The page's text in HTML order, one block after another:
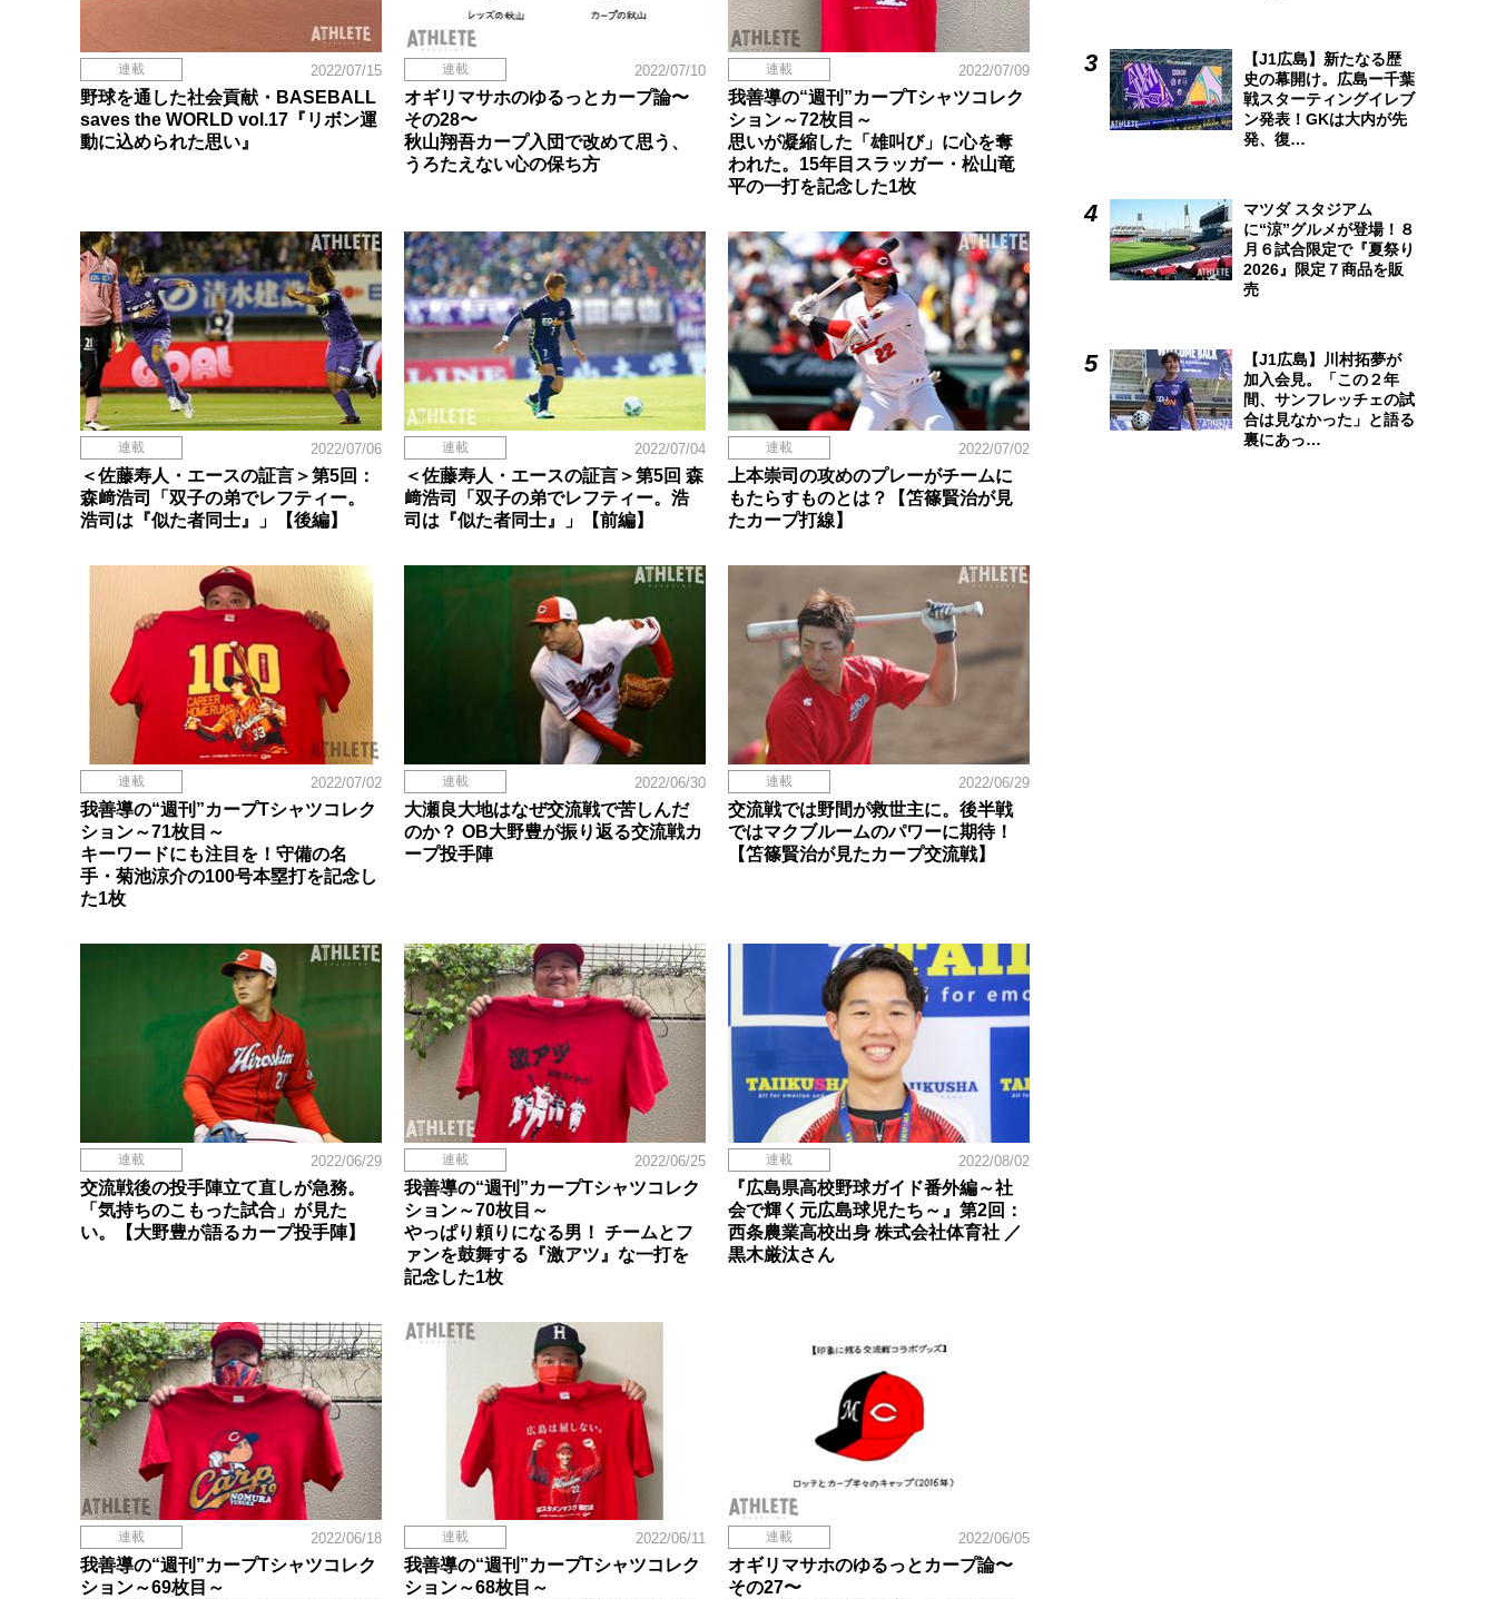
連載 2022/07/15
野球を通した社会貢献・BASEBALL
saves the WORLD vol.17『リボン運
動に込められた思い』
連載 2022/07/10
オギリマサホのゆるっとカープ論〜
その28〜
秋山翔吾カープ入団で改めて思う、
うろたえない心の保ち方
連載 2022/07/09
我善導の“週刊”カープTシャツコレク
ション～72枚目～
思いが凝縮した「雄叫び」に心を奪
われた。15年目スラッガー・松山竜
平の一打を記念した1枚
連載 2022/07/06
＜佐藤寿人・エースの証言＞第5回：
森﨑浩司「双子の弟でレフティー。
浩司は『似た者同士』」【後編】
連載 2022/07/04
＜佐藤寿人・エースの証言＞第5回 森
﨑浩司「双子の弟でレフティー。浩
司は『似た者同士』」【前編】
連載 2022/07/02
上本崇司の攻めのプレーがチームに
もたらすものとは？【笘篠賢治が見
たカープ打線】
連載 2022/07/02
我善導の“週刊”カープTシャツコレク
ション～71枚目～
キーワードにも注目を！守備の名
手・菊池涼介の100号本塁打を記念し
た1枚
連載 2022/06/30
大瀬良大地はなぜ交流戦で苦しんだ
のか？ OB大野豊が振り返る交流戦カ
ープ投手陣
連載 2022/06/29
交流戦では野間が救世主に。後半戦
ではマクブルームのパワーに期待！
【笘篠賢治が見たカープ交流戦】
連載 2022/06/29
交流戦後の投手陣立て直しが急務。
「気持ちのこもった試合」が見た
い。【大野豊が語るカープ投手陣】
連載 2022/06/25
我善導の“週刊”カープTシャツコレク
ション～70枚目～
やっぱり頼りになる男！ チームとフ
ァンを鼓舞する『激アツ』な一打を
記念した1枚
連載 2022/08/02
『広島県高校野球ガイド番外編～社
会で輝く元広島球児たち～』第2回：
西条農業高校出身 株式会社体育社 ／
黒木厳汰さん
連載 2022/06/18
我善導の“週刊”カープTシャツコレク
ション～69枚目～
連載 2022/06/11
我善導の“週刊”カープTシャツコレク
ション～68枚目～
連載 2022/06/05
オギリマサホのゆるっとカープ論〜
その27〜
【J1広島】新たなる歴
史の幕開け。広島ー千葉
戦スターティングイレブ
ン発表！GKは大内が先
発、復…
マツダ スタジアム
に“涼”グルメが登場！８
月６試合限定で『夏祭り
2026』限定７商品を販
売
【J1広島】川村拓夢が
加入会見。「この２年
間、サンフレッチェの試
合は見なかった」と語る
裏にあっ…